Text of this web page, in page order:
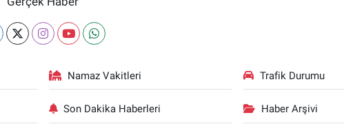
Namaz Vakitleri Trafik Durumu
Son Dakika Haberleri Haber Arşivi